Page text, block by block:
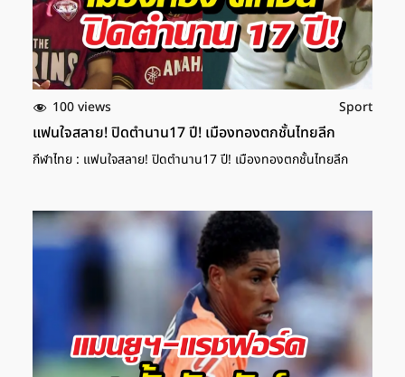
100 views Sport
แฟนใจสลาย! ปิดตำนาน17 ปี! เมืองทองตกชั้นไทยลีก
กีฬาไทย : แฟนใจสลาย! ปิดตำนาน17 ปี! เมืองทองตกชั้นไทยลีก